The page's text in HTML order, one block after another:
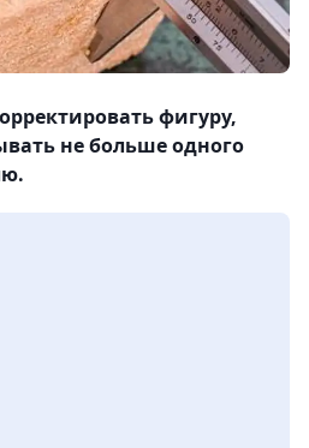
фигуру,
не больше одного